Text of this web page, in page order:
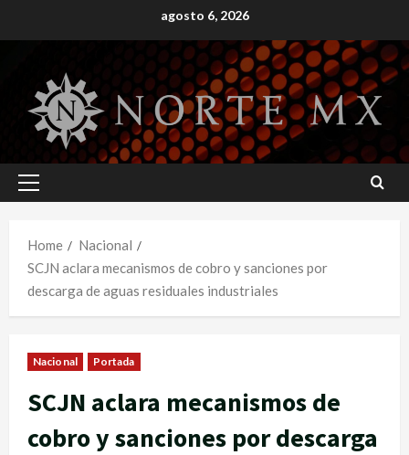
to
agosto 6, 2026
Primary
Home
Nacional
SCJN aclara mecanismos de cobro y sanciones por
descarga de aguas residuales industriales
Nacional Portada
SCJN aclara mecanismos de
cobro y sanciones por descarga